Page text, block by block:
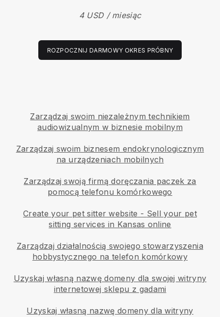
4 USD / miesiąc
ROZPOCZNIJ DARMOWY OKRES PRÓBNY
Zarządzaj swoim niezależnym technikiem
audiowizualnym w biznesie mobilnym
Zarządzaj swoim biznesem endokrynologicznym
na urządzeniach mobilnych
Zarządzaj swoją firmą doręczania paczek za
pomocą telefonu komórkowego
Create your pet sitter website - Sell your pet
sitting services in Kansas online
Zarządzaj działalnością swojego stowarzyszenia
hobbystycznego na telefon komórkowy
Uzyskaj własną nazwę domeny dla swojej witryny
internetowej sklepu z gadami
Uzyskaj własną nazwę domeny dla witryny